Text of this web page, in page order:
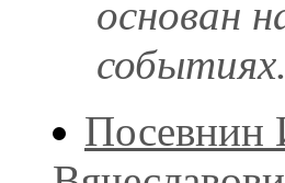
основан
событиях.
Посевнин